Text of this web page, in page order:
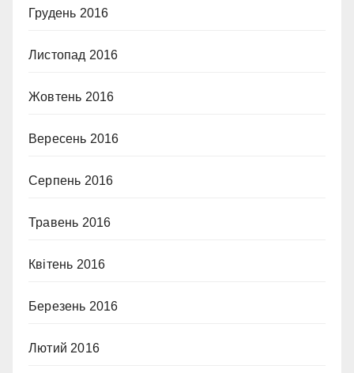
Грудень 2016
Листопад 2016
Жовтень 2016
Вересень 2016
Серпень 2016
Травень 2016
Квітень 2016
Березень 2016
Лютий 2016